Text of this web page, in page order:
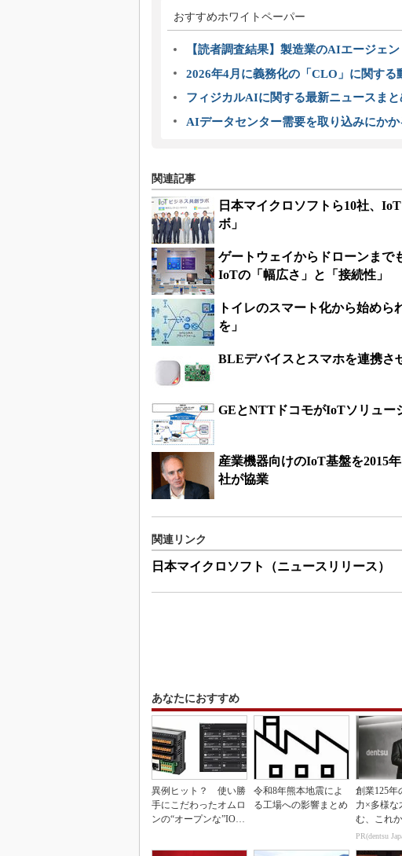
おすすめホワイトペーパー
【読者調査結果】製造業のAIエージェ
2026年4月に義務化の「CLO」に関する
フィジカルAIに関する最新ニュースまと
AIデータセンター需要を取り込みにか
関連記事
日本マイクロソフトら10社、
ボ」
ゲートウェイからドローンまで
IoTの「幅広さ」と「接続性」
トイレのスマート化から始め
を」
BLEデバイスとスマホを連携さ
GEとNTTドコモがIoTソリュー
産業機器向けのIoT基盤を2015
社が協業
関連リンク
日本マイクロソフト（ニュースリリース）
あなたにおすすめ
異例ヒット？ 使い勝
手にこだわったオムロ
ンの“オープンな”IO-L
令和8年熊本地震によ
る工場への影響まとめ
創業125年
力×多様な
む、これ
PR(dentsu